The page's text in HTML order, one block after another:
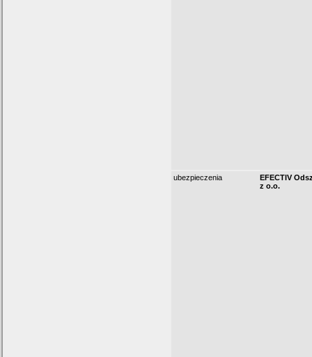
ubezpieczenia
EFECTIV
z o.o.